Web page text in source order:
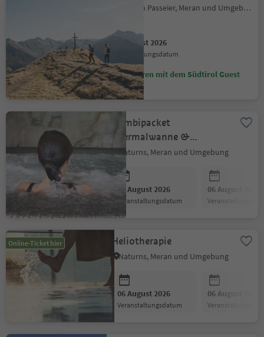
(2.926 m)
Moos in Passeier, Meran und Umgebung
06 August 2026
Veranstaltungsdatum
Sparen mit dem Südtirol Guest
Pass
Kombipacket
Thermalwanne &
Heliotherapie
Naturns, Meran und Umgebung
06 August 2026
Veranstaltungsdatum
06 August 2026
Online-Ticket hier Heliotherapie
Naturns, Meran und Umgebung
06 August 2026
Veranstaltungsdatum
06 August 2026